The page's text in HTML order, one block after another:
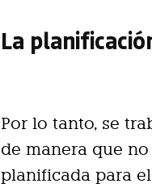
La
Por lo tanto, se
de manera que
planificada para